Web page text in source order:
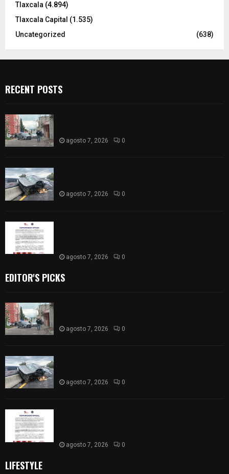
Tlaxcala (4.894)
Tlaxcala Capital (1.535)
Uncategorized
(638)
RECENT POSTS
agosto 7, 2026 0
agosto 7, 2026 0
agosto 7, 2026 0
EDITOR'S PICKS
agosto 7, 2026 0
agosto 7, 2026 0
agosto 7, 2026 0
LIFESTYLE